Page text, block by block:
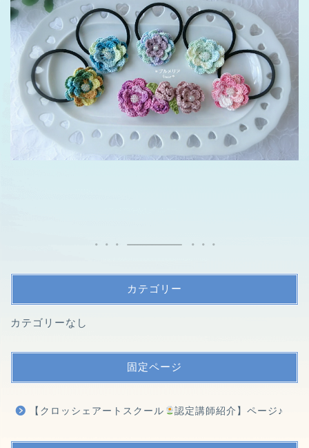
カテゴリー
カテゴリーなし
固定ページ
【クロッシェアートスクール 認定講師紹介】ページ♪